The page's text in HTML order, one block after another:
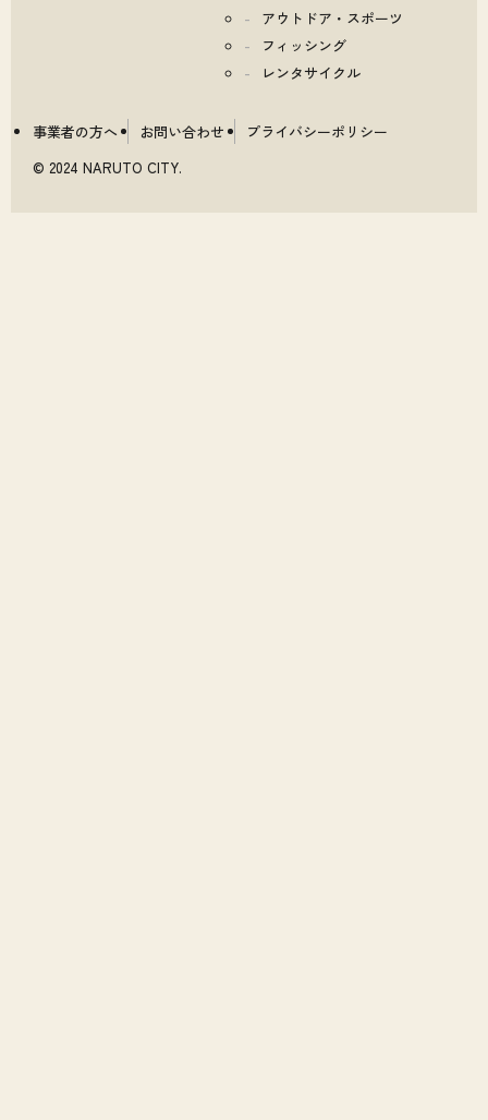
アウトドア・スポーツ
フィッシング
レンタサイクル
事業者の方へ お問い合わせ
プライバシーポリシー
© 2024 NARUTO CITY.